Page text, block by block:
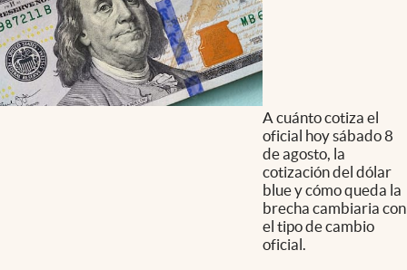
A cuánto cotiza el
oficial hoy sábado 8
de agosto, la
cotización del dólar
blue y cómo queda la
brecha cambiaria con
el tipo de cambio
oficial.